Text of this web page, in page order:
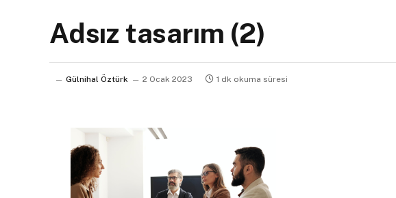
Adsız tasarım (2)
Gülnihal Öztürk 2 Ocak 2023 1 dk okuma süresi